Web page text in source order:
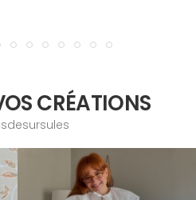
CRÉATIONS